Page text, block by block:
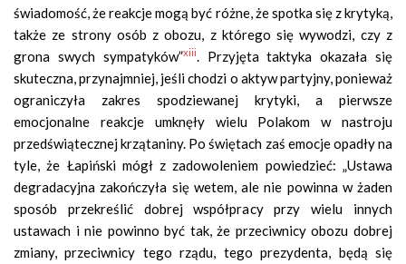
świadomość, że reakcje mogą być różne, że spotka się z krytyką,
także ze strony osób z obozu, z którego się wywodzi, czy z
grona swych sympatyków”xiii. Przyjęta taktyka okazała się
skuteczna, przynajmniej, jeśli chodzi o aktyw partyjny, ponieważ
ograniczyła zakres spodziewanej krytyki, a pierwsze
emocjonalne reakcje umknęły wielu Polakom w nastroju
przedświątecznej krzątaniny. Po świętach zaś emocje opadły na
tyle, że Łapiński mógł z zadowoleniem powiedzieć: „Ustawa
degradacyjna zakończyła się wetem, ale nie powinna w żaden
sposób przekreślić dobrej współpracy przy wielu innych
ustawach i nie powinno być tak, że przeciwnicy obozu dobrej
zmiany, przeciwnicy tego rządu, tego prezydenta, będą się